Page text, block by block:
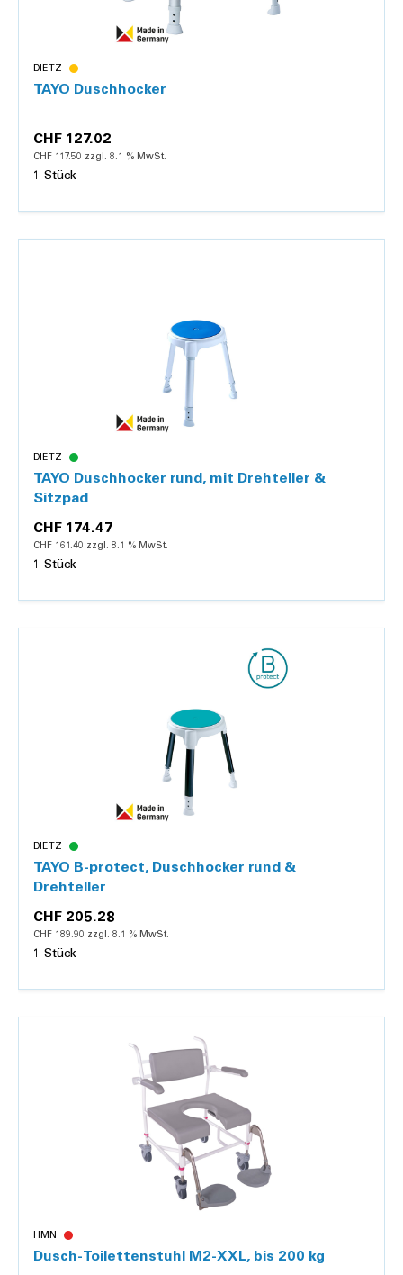
DIETZ
TAYO Duschhocker
CHF 127.02
CHF 117.50 zzgl. 8.1 % MwSt.
1 Stück
DIETZ
TAYO Duschhocker rund, mit Drehteller &
Sitzpad
CHF 174.47
CHF 161.40 zzgl. 8.1 % MwSt.
1 Stück
DIETZ
TAYO B-protect, Duschhocker rund &
Drehteller
CHF 205.28
CHF 189.90 zzgl. 8.1 % MwSt.
1 Stück
Details
HMN
Dusch-Toilettenstuhl M2-XXL, bis 200 kg